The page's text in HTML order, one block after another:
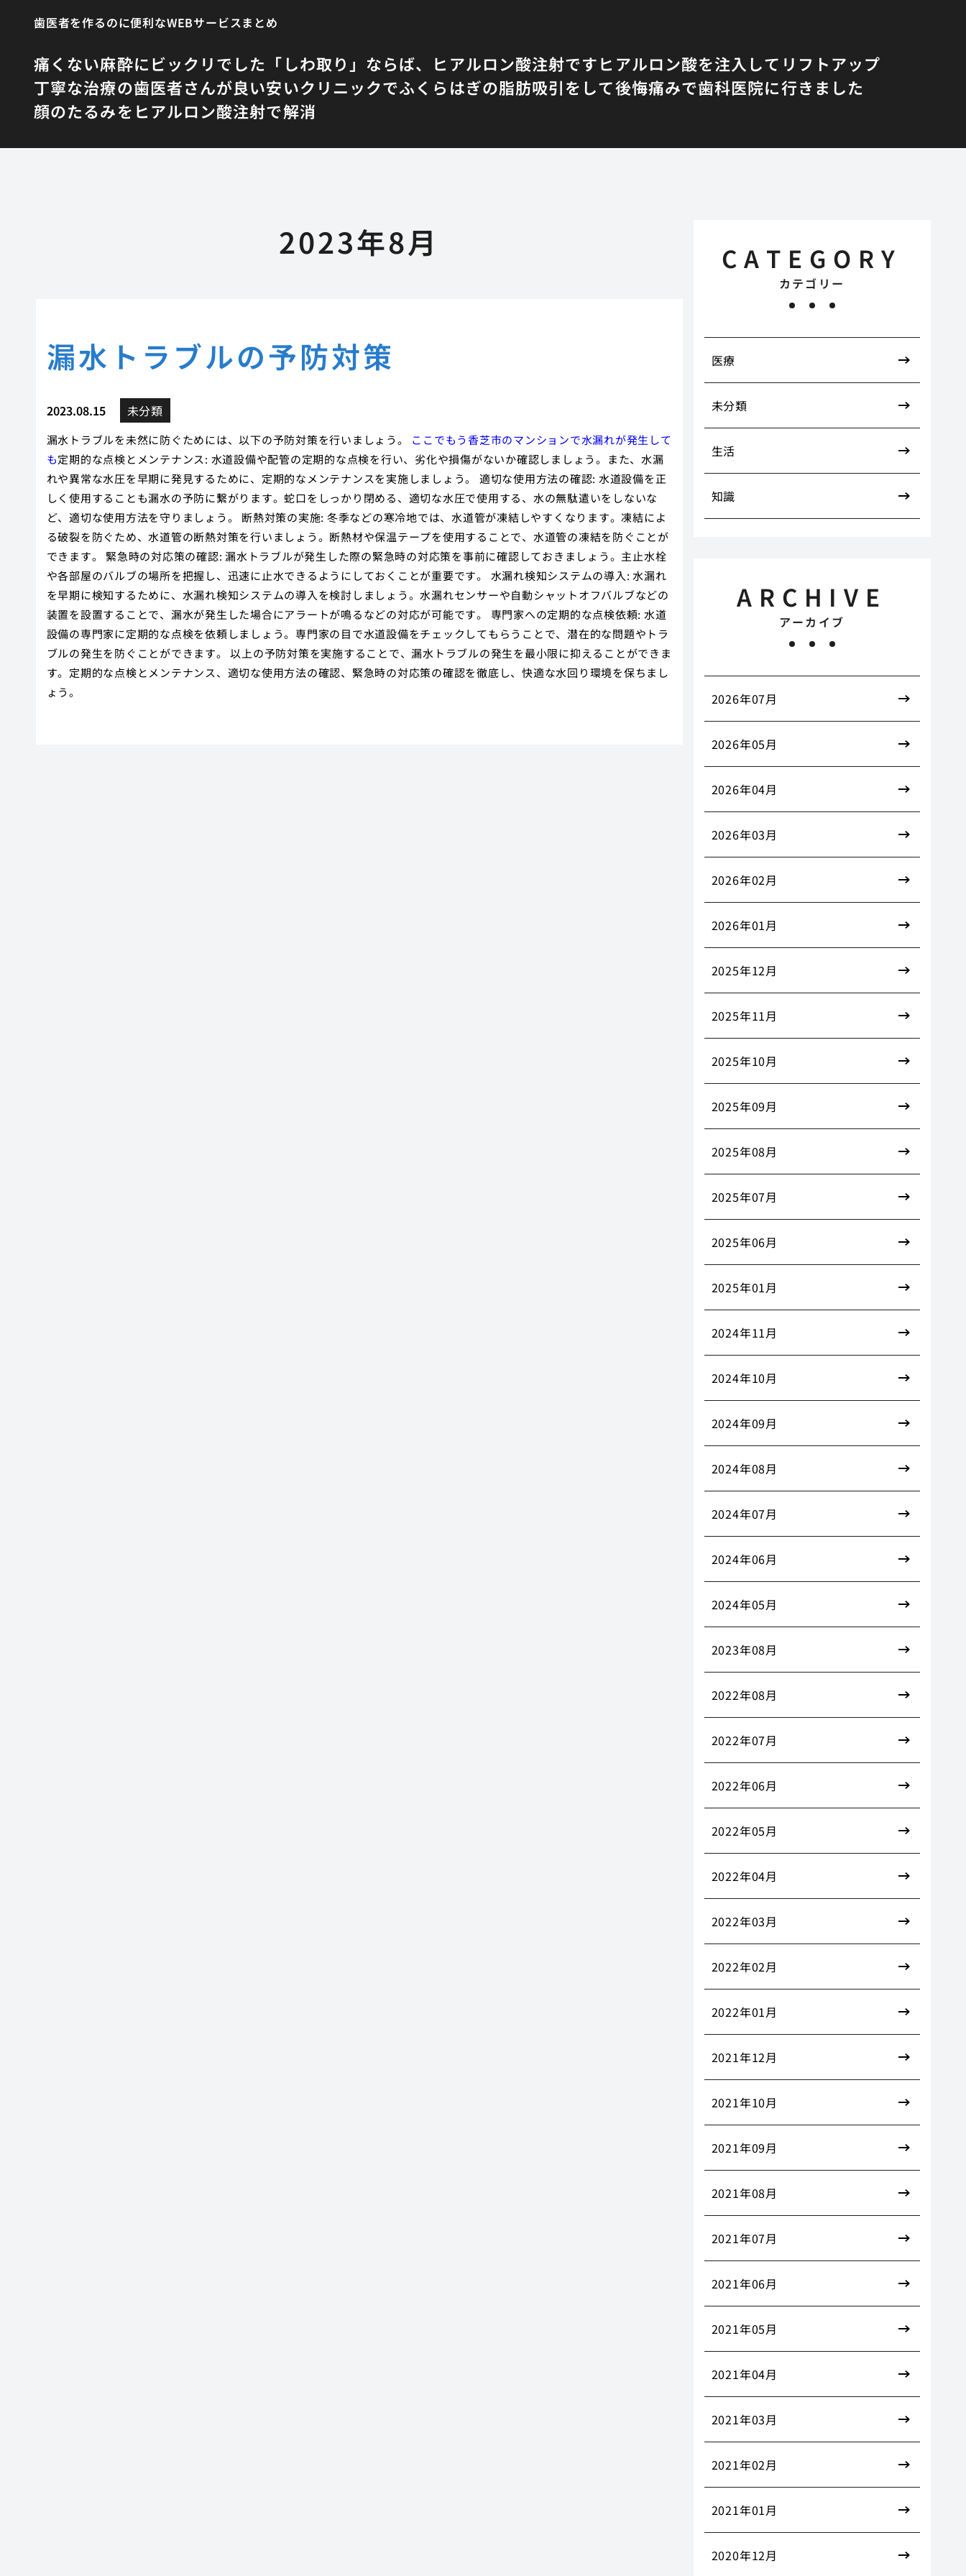
歯医者を作るのに便利なWEBサービスまとめ
痛くない麻酔にビックリでした 「しわ取り」ならば、ヒアルロン酸注射ですヒアルロン酸を注入してリフトアップ
丁寧な治療の歯医者さんが良い安いクリニックでふくらはぎの脂肪吸引をして後悔痛みで歯科医院に行きました
顔のたるみをヒアルロン酸注射で解消
2023年8月
漏水トラブルの予防対策
2023.08.15 未分類
漏水トラブルを未然に防ぐためには、以下の予防対策を行いましょう。 ここでもう香芝市のマンションで水漏れが発生して
も定期的な点検とメンテナンス: 水道設備や配管の定期的な点検を行い、劣化や損傷がないか確認しましょう。また、水漏
れや異常な水圧を早期に発見するために、定期的なメンテナンスを実施しましょう。 適切な使用方法の確認: 水道設備を正
しく使用することも漏水の予防に繋がります。蛇口をしっかり閉める、適切な水圧で使用する、水の無駄遣いをしないな
ど、適切な使用方法を守りましょう。 断熱対策の実施: 冬季などの寒冷地では、水道管が凍結しやすくなります。凍結によ
る破裂を防ぐため、水道管の断熱対策を行いましょう。断熱材や保温テープを使用することで、水道管の凍結を防ぐことが
できます。 緊急時の対応策の確認: 漏水トラブルが発生した際の緊急時の対応策を事前に確認しておきましょう。主止水栓
や各部屋のバルブの場所を把握し、迅速に止水できるようにしておくことが重要です。 水漏れ検知システムの導入: 水漏れ
を早期に検知するために、水漏れ検知システムの導入を検討しましょう。水漏れセンサーや自動シャットオフバルブなどの
装置を設置することで、漏水が発生した場合にアラートが鳴るなどの対応が可能です。 専門家への定期的な点検依頼: 水道
設備の専門家に定期的な点検を依頼しましょう。専門家の目で水道設備をチェックしてもらうことで、潜在的な問題やトラ
ブルの発生を防ぐことができます。 以上の予防対策を実施することで、漏水トラブルの発生を最小限に抑えることができま
す。定期的な点検とメンテナンス、適切な使用方法の確認、緊急時の対応策の確認を徹底し、快適な水回り環境を保ちまし
ょう。
CATEGORY
カテゴリー
医療
未分類
生活
知識
ARCHIVE
アーカイブ
2026年07月
2026年05月
2026年04月
2026年03月
2026年02月
2026年01月
2025年12月
2025年11月
2025年10月
2025年09月
2025年08月
2025年07月
2025年06月
2025年01月
2024年11月
2024年10月
2024年09月
2024年08月
2024年07月
2024年06月
2024年05月
2023年08月
2022年08月
2022年07月
2022年06月
2022年05月
2022年04月
2022年03月
2022年02月
2022年01月
2021年12月
2021年10月
2021年09月
2021年08月
2021年07月
2021年06月
2021年05月
2021年04月
2021年03月
2021年02月
2021年01月
2020年12月